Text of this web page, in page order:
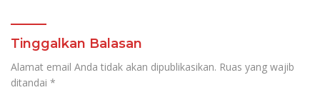
Tinggalkan Balasan
Alamat email Anda tidak akan dipublikasikan. Ruas yang wajib
ditandai *